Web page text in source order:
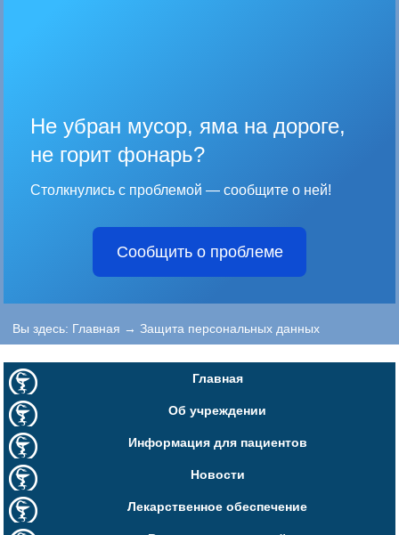
Не убран мусор, яма на дороге,
не горит фонарь?
Столкнулись с проблемой — сообщите о ней!
Сообщить о проблеме
Вы здесь: Главная →Защита персональных данных
Главная
Об учреждении
Информация для пациентов
Новости
Лекарственное обеспечение